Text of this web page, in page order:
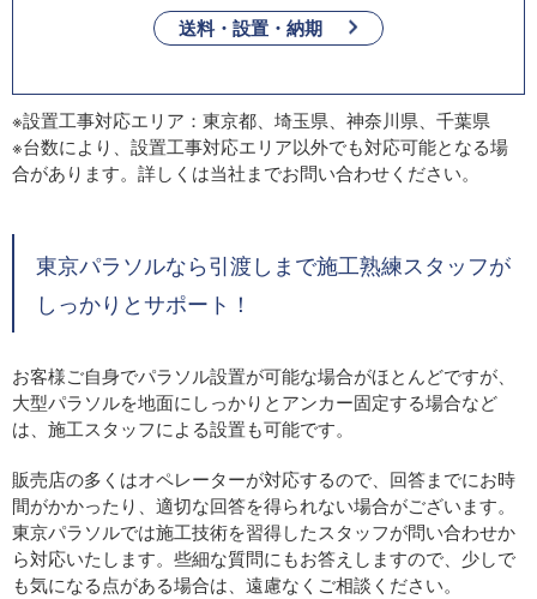
送料・設置・納期
※設置工事対応エリア：東京都、埼玉県、神奈川県、千葉県
※台数により、設置工事対応エリア以外でも対応可能となる場
合があります。詳しくは当社までお問い合わせください。
東京パラソルなら引渡しまで施工熟練スタッフが
しっかりとサポート！
お客様ご自身でパラソル設置が可能な場合がほとんどですが、
大型パラソルを地面にしっかりとアンカー固定する場合など
は、施工スタッフによる設置も可能です。
販売店の多くはオペレーターが対応するので、回答までにお時
間がかかったり、適切な回答を得られない場合がございます。
東京パラソルでは施工技術を習得したスタッフが問い合わせか
ら対応いたします。些細な質問にもお答えしますので、少しで
も気になる点がある場合は、遠慮なくご相談ください。